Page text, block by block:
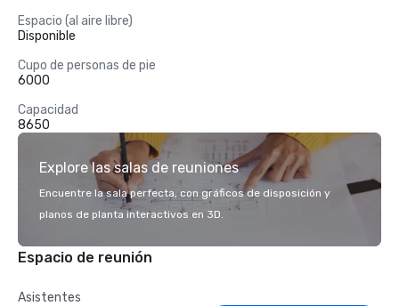
Espacio (al aire libre)
Disponible
Cupo de personas de pie
6000
Capacidad
8650
Explore las salas de reuniones
Encuentre la sala perfecta, con gráficos de disposición y
planos de planta interactivos en 3D.
Espacio de reunión
Asistentes